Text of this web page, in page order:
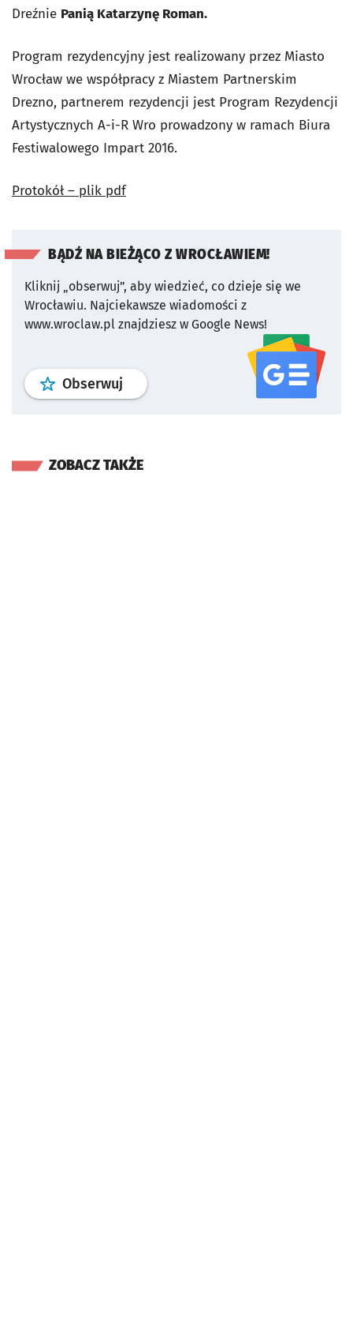
Dreźnie Panią Katarzynę Roman.
Program rezydencyjny jest realizowany przez Miasto
Wrocław we współpracy z Miastem Partnerskim
Drezno, partnerem rezydencji jest Program Rezydencji
Artystycznych A-i-R Wro prowadzony w ramach Biura
Festiwalowego Impart 2016.
Protokół – plik pdf
BĄDŹ NA BIEŻĄCO Z WROCŁAWIEM!
Kliknij „obserwuj”, aby wiedzieć, co dzieje się we
Wrocławiu. Najciekawsze wiadomości z
www.wroclaw.pl znajdziesz w Google News!
Obserwuj profil serwisu
ZOBACZ TAKŻE